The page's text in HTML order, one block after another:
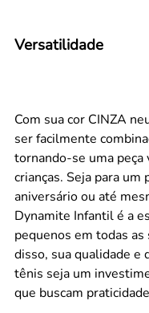
Versatilidade
Com sua cor CINZA
ser facilmente
tornando-se uma
crianças. Seja para um
aniversário ou até
Dynamite Infantil é a
pequenos em todas
disso, sua qualidade e
tênis seja um
que buscam